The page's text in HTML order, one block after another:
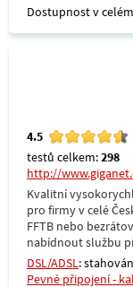
Dostupnost v
4.5
testů celkem:298
http://
Kvalitní
pro firmy v celé
FFTB nebo
nabídnout službu
DSL/ADSL:
Pevné připojení -